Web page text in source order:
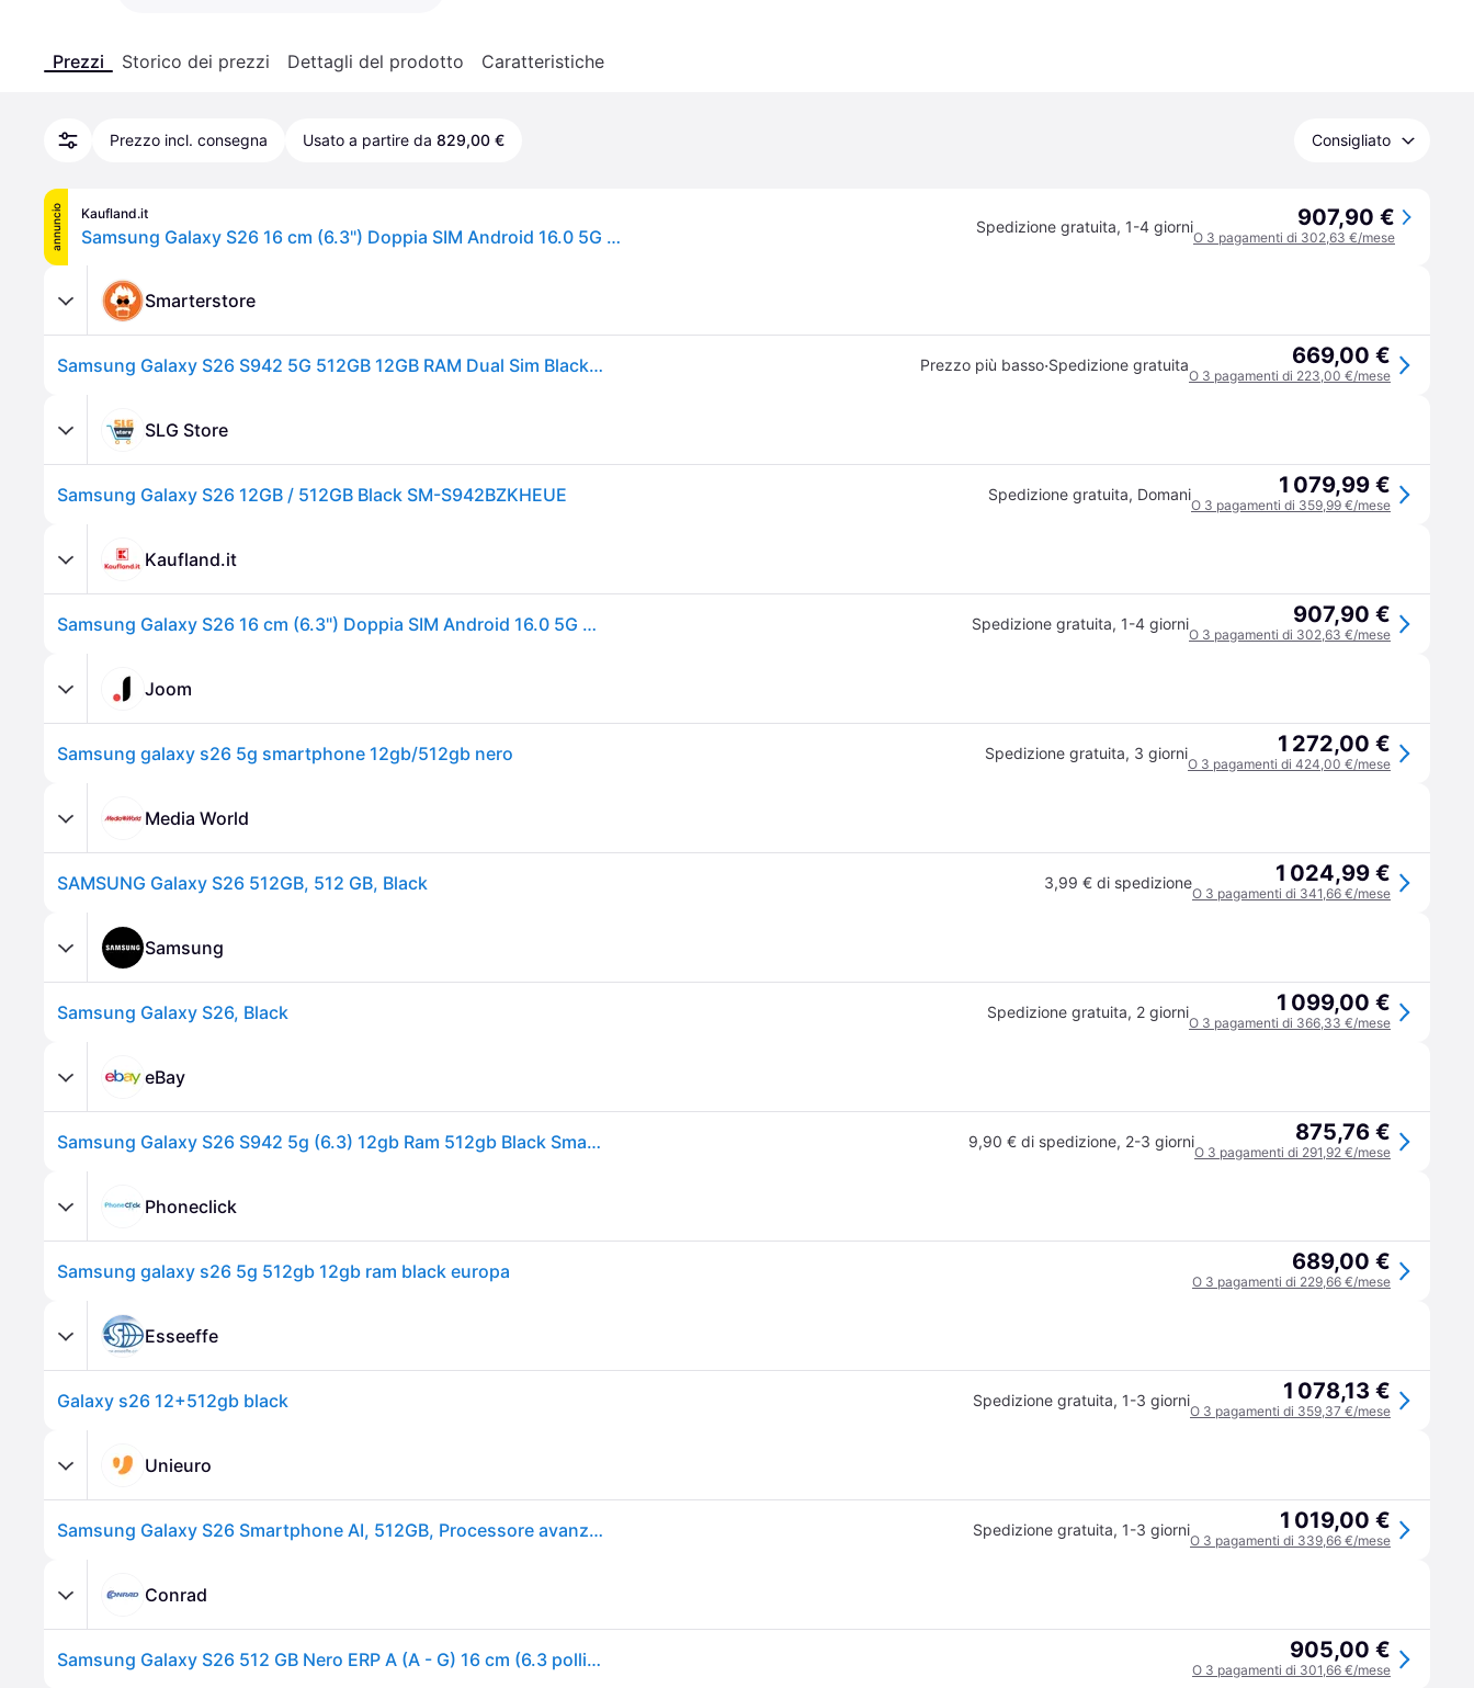
Prezzi Storico dei prezzi Dettagli del prodotto Caratteristiche
Prezzo incl. consegna Usato a partire da 829,00 € Consigliato
annuncio Kaufland.it
Samsung Galaxy S26 16 cm (6.3") Doppia SIM Android 16.0 5G USB tipo-C 12 GB 512 GB 4300 mAh Nero Spedizione gratuita, 1-4 giorni 907,90 €
O 3 pagamenti di 302,63 €/mese
Smarterstore
Samsung Galaxy S26 S942 5G 512GB 12GB RAM Dual Sim Black Europa Prezzo più basso·Spedizione gratuita 669,00 €
O 3 pagamenti di 223,00 €/mese
SLG Store
Samsung Galaxy S26 12GB / 512GB Black SM-S942BZKHEUE Spedizione gratuita, Domani 1 079,99 €
O 3 pagamenti di 359,99 €/mese
Kaufland.it
Samsung Galaxy S26 16 cm (6.3") Doppia SIM Android 16.0 5G USB tipo-C 12 GB 512 GB 4300 mAh Nero Spedizione gratuita, 1-4 giorni 907,90 €
O 3 pagamenti di 302,63 €/mese
Joom
Samsung galaxy s26 5g smartphone 12gb/512gb nero Spedizione gratuita, 3 giorni 1 272,00 €
O 3 pagamenti di 424,00 €/mese
Media World
SAMSUNG Galaxy S26 512GB, 512 GB, Black 3,99 € di spedizione 1 024,99 €
O 3 pagamenti di 341,66 €/mese
Samsung
Samsung Galaxy S26, Black Spedizione gratuita, 2 giorni 1 099,00 €
O 3 pagamenti di 366,33 €/mese
eBay
Samsung Galaxy S26 S942 5g (6.3) 12gb Ram 512gb Black Smartphone Garanzia Ita 9,90 € di spedizione, 2-3 giorni 875,76 €
O 3 pagamenti di 291,92 €/mese
Phoneclick
Samsung galaxy s26 5g 512gb 12gb ram black europa 689,00 €
O 3 pagamenti di 229,66 €/mese
Esseeffe
Galaxy s26 12+512gb black Spedizione gratuita, 1-3 giorni 1 078,13 €
O 3 pagamenti di 359,37 €/mese
Unieuro
Samsung Galaxy S26 Smartphone AI, 512GB, Processore avanzato, Assistente Foto, Creative Studio, Camera 50 MP, 4300 mAh, Black Spedizione gratuita, 1-3 giorni 1 019,00 €
O 3 pagamenti di 339,66 €/mese
Conrad
Samsung Galaxy S26 512 GB Nero ERP A (A - G) 16 cm (6.3 pollici) Smartphone 905,00 €
O 3 pagamenti di 301,66 €/mese